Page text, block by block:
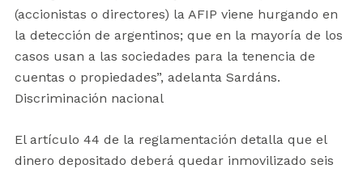
(accionistas o directores) la AFIP viene hurgando en
la detección de argentinos; que en la mayoría de los
casos usan a las sociedades para la tenencia de
cuentas o propiedades”, adelanta Sardáns.
Discriminación nacional
El artículo 44 de la reglamentación detalla que el
dinero depositado deberá quedar inmovilizado seis